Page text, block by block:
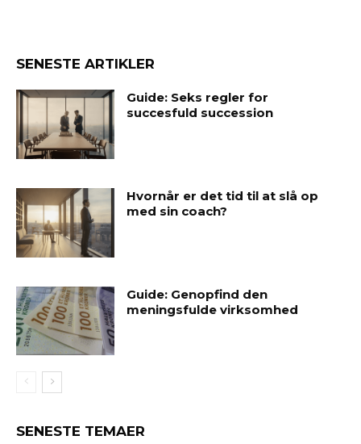
SENESTE ARTIKLER
Guide: Seks regler for
succesfuld succession
Hvornår er det tid til at slå op
med sin coach?
Guide: Genopfind den
meningsfulde virksomhed
SENESTE TEMAER